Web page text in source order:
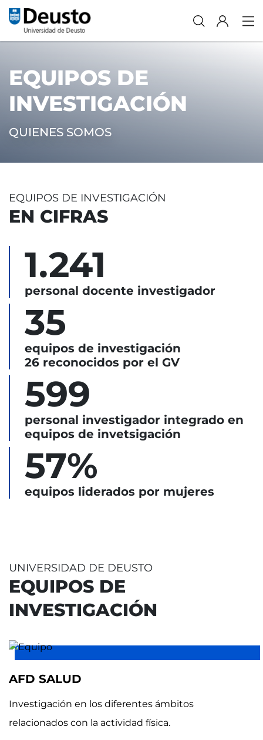
EQUIPOS DE
INVESTIGACIÓN
QUIENES SOMOS
EQUIPOS DE INVESTIGACIÓN
EN CIFRAS
1.241
personal docente investigador
35
equipos de investigación
26 reconocidos por el GV
599
personal investigador integrado en
equipos de invetsigación
57%
equipos liderados por mujeres
UNIVERSIDAD DE DEUSTO
EQUIPOS DE
INVESTIGACIÓN
AFD SALUD
Investigación en los diferentes ámbitos
relacionados con la actividad física.